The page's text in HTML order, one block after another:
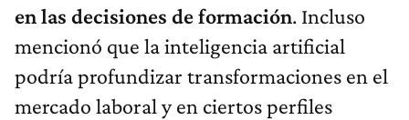
en las decisiones de formación. Incluso
mencionó que la inteligencia artificial
podría profundizar transformaciones en el
mercado laboral y en ciertos perfiles